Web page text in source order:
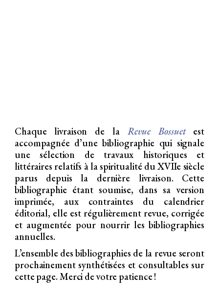
Chaque livraison de la Revue Bossuetest
accompagnée d’une bibliographie qui signale
une sélection de travaux historiques et
littéraires relatifs à la spiritualité du XVIIe siècle
parus depuis la dernière livraison. Cette
bibliographie étant soumise, dans sa version
imprimée, aux contraintes du calendrier
éditorial, elle est régulièrement revue, corrigée
et augmentée pour nourrir les bibliographies
annuelles.
L’ensemble des bibliographies de la revue seront
prochainement synthétisées et consultables sur
cette page. Merci de votre patience !